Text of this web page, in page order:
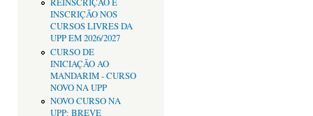
REINSCRIÇÃO E
INSCRIÇÃO NOS
CURSOS LIVRES DA
UPP EM 2026/2027
CURSO DE
INICIAÇÃO AO
MANDARIM - CURSO
NOVO NA UPP
NOVO CURSO NA
UPP: BREVE